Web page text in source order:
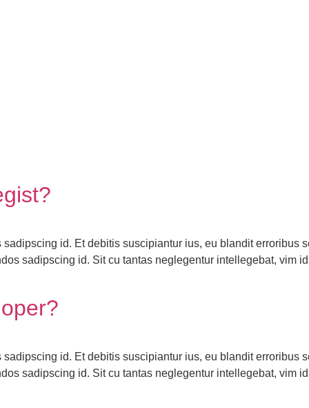
id. Et debitis suscipiantur ius, eu blandit erroribus
sadipscing id. Sit cu tantas neglegentur intellegebat, vim
id. Et debitis suscipiantur ius, eu blandit erroribus
sadipscing id. Sit cu tantas neglegentur intellegebat, vim